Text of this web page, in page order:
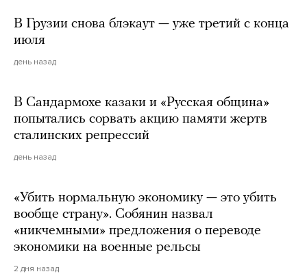
В Грузии снова блэкаут — уже третий с конца
июля
день назад
В Сандармохе казаки и «Русская община»
попытались сорвать акцию памяти жертв
сталинских репрессий
день назад
«Убить нормальную экономику — это убить
вообще страну». Собянин назвал
«никчемными» предложения о переводе
экономики на военные рельсы
2 дня назад